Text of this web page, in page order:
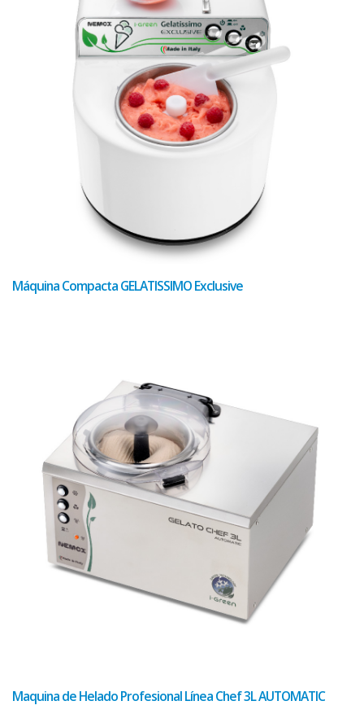
Máquina Compacta GELATISSIMO Exclusive
Maquina de Helado Profesional Línea Chef 3L AUTOMATIC